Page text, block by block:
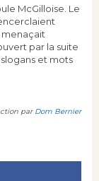
McGilloise. Le
menaçait
par la suite
et mots
par Dom Bernier